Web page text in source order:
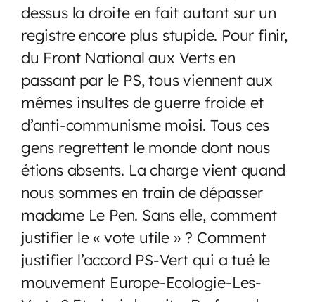
dessus la droite en fait autant sur un
registre encore plus stupide. Pour finir,
du Front National aux Verts en
passant par le PS, tous viennent aux
mêmes insultes de guerre froide et
d’anti-communisme moisi. Tous ces
gens regrettent le monde dont nous
étions absents. La charge vient quand
nous sommes en train de dépasser
madame Le Pen. Sans elle, comment
justifier le « vote utile » ? Comment
justifier l’accord PS-Vert qui a tué le
mouvement Europe-Ecologie-Les-